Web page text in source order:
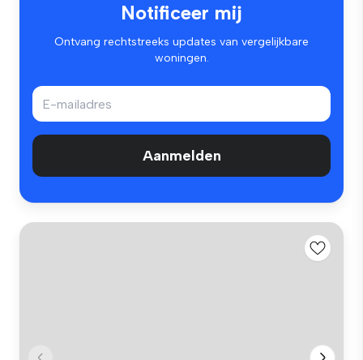
Notificeer mij
Ontvang rechtstreeks updates van vergelijkbare
woningen.
Aanmelden